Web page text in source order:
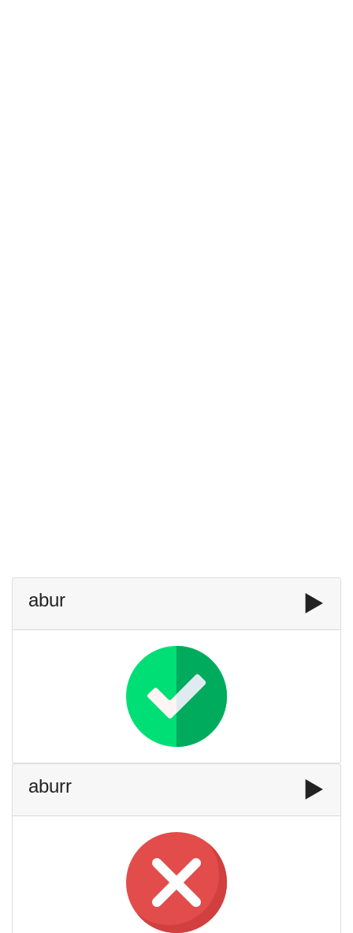
abur ▶️
aburr ▶️